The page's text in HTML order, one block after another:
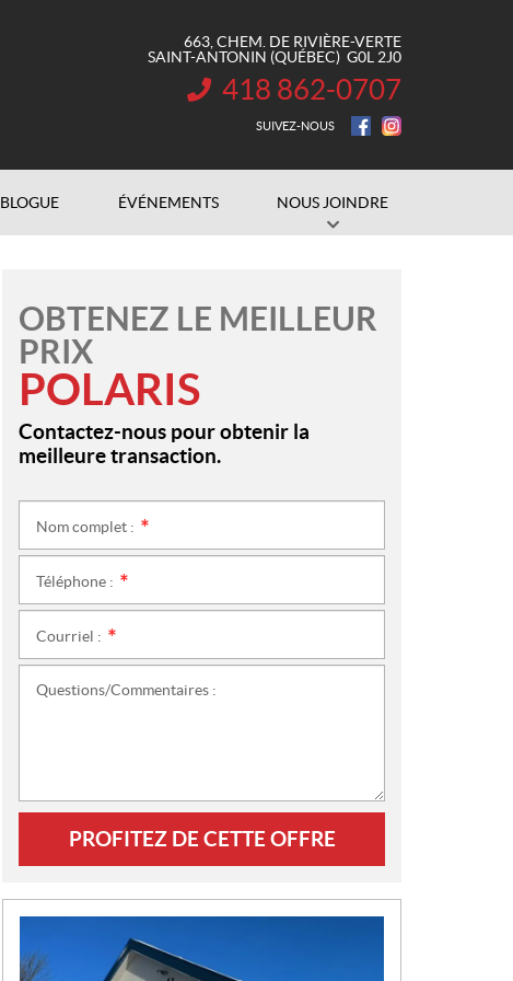
663, CHEM. DE RIVIÈRE-VERTE
SAINT-ANTONIN (QUÉBEC) G0L 2J0
INFORMATION :
418 862-0707
SUIVEZ-NOUS
BLOGUE ÉVÉNEMENTS NOUS JOINDRE
OBTENEZ LE MEILLEUR
PRIX
POLARIS
Contactez-nous pour obtenir la
meilleure transaction.
Nom complet :
Téléphone :
Courriel :
Questions/Commentaires :
PROFITEZ DE CETTE OFFRE
O